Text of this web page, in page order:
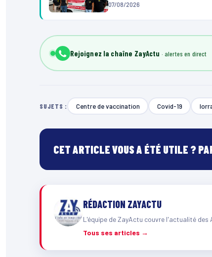
07/08/2026
Rejoignez la chaîne ZayActu
SUJETS : Centre de vaccination Covid-19
CET ARTICLE VOUS A ÉTÉ UTILE ?
RÉDACTION ZAYACTU
L'équipe de ZayActu couvre l'actualité
Tous ses articles →